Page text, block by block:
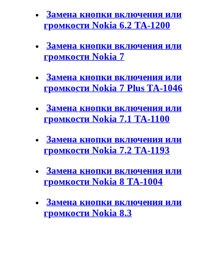
Замена кнопки включения или
громкости Nokia 6.2 TA-1200
Замена кнопки включения или
громкости Nokia 7
Замена кнопки включения или
громкости Nokia 7 Plus TA-1046
Замена кнопки включения или
громкости Nokia 7.1 TA-1100
Замена кнопки включения или
громкости Nokia 7.2 TA-1193
Замена кнопки включения или
громкости Nokia 8 TA-1004
Замена кнопки включения или
громкости Nokia 8.3